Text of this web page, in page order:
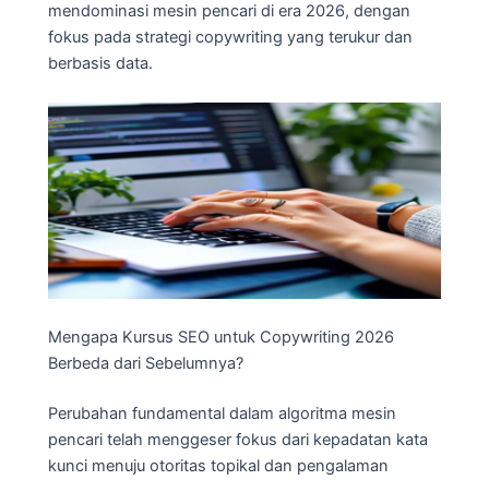
mendominasi mesin pencari di era 2026, dengan
fokus pada strategi copywriting yang terukur dan
berbasis data.
Mengapa Kursus SEO untuk Copywriting 2026
Berbeda dari Sebelumnya?
Perubahan fundamental dalam algoritma mesin
pencari telah menggeser fokus dari kepadatan kata
kunci menuju otoritas topikal dan pengalaman